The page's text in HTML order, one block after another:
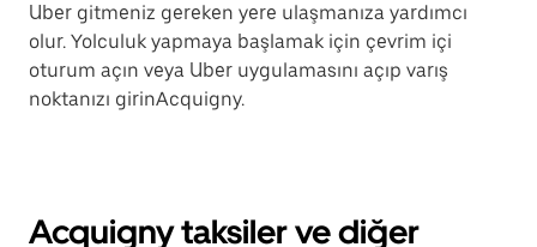
Uber gitmeniz gereken yere ulaşmanıza yardımcı
olur. Yolculuk yapmaya başlamak için çevrim içi
oturum açın veya Uber uygulamasını açıp varış
noktanızı girinAcquigny.
Acquigny taksiler ve diğer